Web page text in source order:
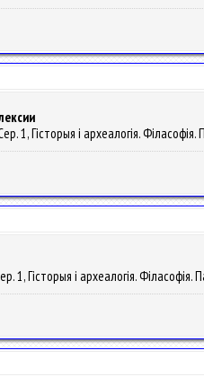
1, Гісторыя і археалогія.
Гісторыя і археалогія. Філасофія.